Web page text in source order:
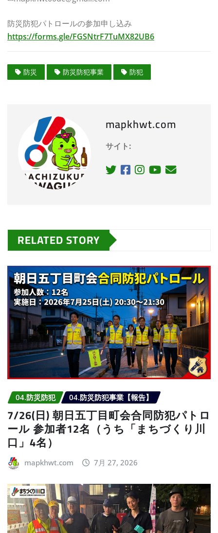
防災防犯パトロールの参加申し込み
https://forms.gle/FGSNtrF7TuMX82UB6
防災 防災防犯事業 防犯
mapkhwt.com
サイト:
RELATED STORY
04.防災防犯 04.防災防犯事業【報告】
7/26(日) 朝日五丁目町会合同防犯パトロ
ール 参加者12名（うち「まちづくり川
口」4名）
mapkhwt.com 7月 27, 2026